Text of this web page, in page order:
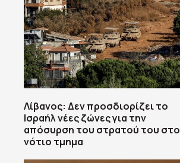
Λίβανος: Δεν προσδιορίζει το
Ισραήλ νέες ζώνες για την
απόσυρση του στρατού του στο
νότιο τμημα